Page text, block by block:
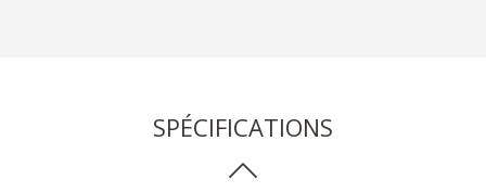
SPÉCIFICATIONS